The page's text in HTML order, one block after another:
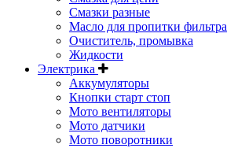
Смазки разные
Масло для пропитки фильтра
Очиститель, промывка
Жидкости
Электрика
Аккумуляторы
Кнопки старт стоп
Мото вентиляторы
Мото датчики
Мото поворотники